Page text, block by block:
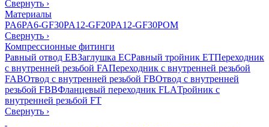
Свернуть ›
Материалы
PA6PA6-GF30PA12-GF20PA12-GF30POM
Свернуть ›
Компрессионные фитинги
Равный отвод EBЗаглушка ECРавный тройник ETПереходник
с внутренней резьбой FAПереходник с внутренней резьбой
FABОтвод с внутренней резьбой FBОтвод с внутренней
резьбой FBBФланцевый переходник FLAТройник с
внутренней резьбой FT
Свернуть ›